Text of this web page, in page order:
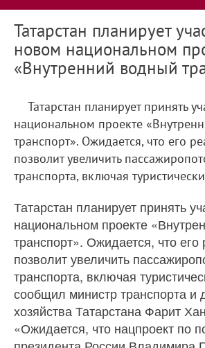
Татарстан планирует
новом национальном
«Внутренний водный
Татарстан планирует принять
национальном проекте
транспорт». Ожидается, что его
позволит увеличить
транспорта, включая
Татарстан планирует принять
национальном проекте
транспорт». Ожидается, что его
позволит увеличить
транспорта, включая
сообщил министр транспорта и
хозяйства Татарстана Фарит
«Ожидается, что нацпроект по